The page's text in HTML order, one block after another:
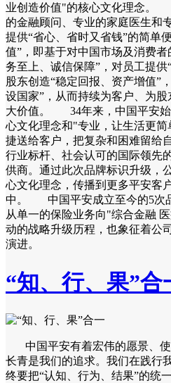
业创造价值"的核心文化理念。
的金融顾问、专业的家庭医生和
提供“省心、省时又省钱”的简
值”，即基于对中国市场及消费
务至上、诚信保障”，对员工提
股东创造“稳定回报、资产增值”
设国家”，从而持续为客户、为
大价值。 34年来，中国平安始
心文化理念和"专业，让生活更
捷送给客户，把复杂和困难留给
行业标杆、社会认可的国际领先
供商。通过此次品牌标识升级，
心文化理念，传播到更多平安客
中。 中国平安成立至今的5次
从单一的保险业务向"综合金融
动的战略升级历程，也象征着公
演进。
“知、行、果”合
中国平安有着宏伟的愿景、使
长青是我们的追求。我们在践行
终要把“认知、行为、结果”的统